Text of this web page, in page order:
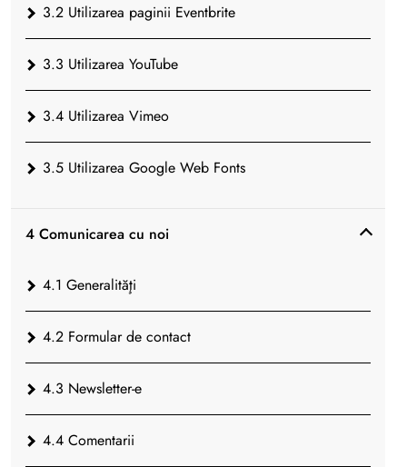
3.2 Utilizarea paginii Eventbrite
3.3 Utilizarea YouTube
3.4 Utilizarea Vimeo
3.5 Utilizarea Google Web Fonts
4 Comunicarea cu noi
4.1 Generalităţi
4.2 Formular de contact
4.3 Newsletter-e
4.4 Comentarii